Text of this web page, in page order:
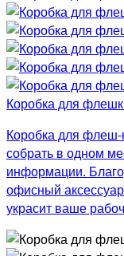
Коробка для
Коробка для флеш-
собрать в одном
информации.
офисный
украсит ваше